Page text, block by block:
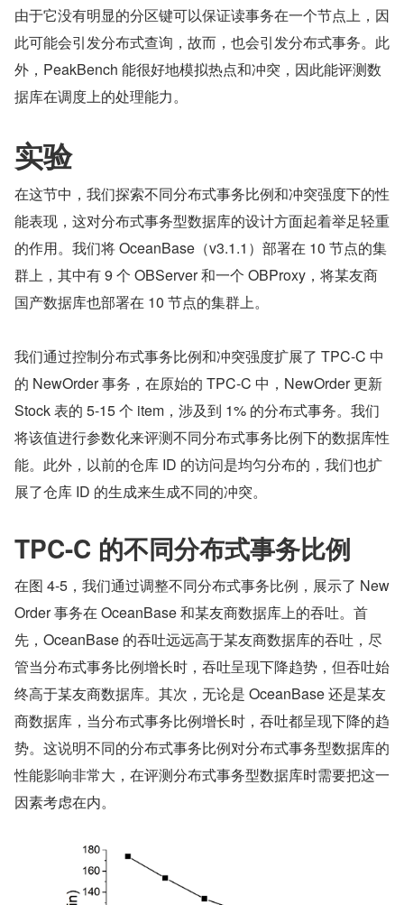
由于它没有明显的分区键可以保证读事务在一个节点上，因
此可能会引发分布式查询，故而，也会引发分布式事务。此
外，PeakBench 能很好地模拟热点和冲突，因此能评测数
据库在调度上的处理能力。
实验
在这节中，我们探索不同分布式事务比例和冲突强度下的性
能表现，这对分布式事务型数据库的设计方面起着举足轻重
的作用。我们将 OceanBase（v3.1.1）部署在 10 节点的集
群上，其中有 9 个 OBServer 和一个 OBProxy，将某友商
国产数据库也部署在 10 节点的集群上。
我们通过控制分布式事务比例和冲突强度扩展了 TPC-C 中
的 NewOrder 事务，在原始的 TPC-C 中，NewOrder 更新
Stock 表的 5-15 个 item，涉及到 1% 的分布式事务。我们
将该值进行参数化来评测不同分布式事务比例下的数据库性
能。此外，以前的仓库 ID 的访问是均匀分布的，我们也扩
展了仓库 ID 的生成来生成不同的冲突。
TPC-C 的不同分布式事务比例
在图 4-5，我们通过调整不同分布式事务比例，展示了 New
Order 事务在 OceanBase 和某友商数据库上的吞吐。首
先，OceanBase 的吞吐远远高于某友商数据库的吞吐，尽
管当分布式事务比例增长时，吞吐呈现下降趋势，但吞吐始
终高于某友商数据库。其次，无论是 OceanBase 还是某友
商数据库，当分布式事务比例增长时，吞吐都呈现下降的趋
势。这说明不同的分布式事务比例对分布式事务型数据库的
性能影响非常大，在评测分布式事务型数据库时需要把这一
因素考虑在内。